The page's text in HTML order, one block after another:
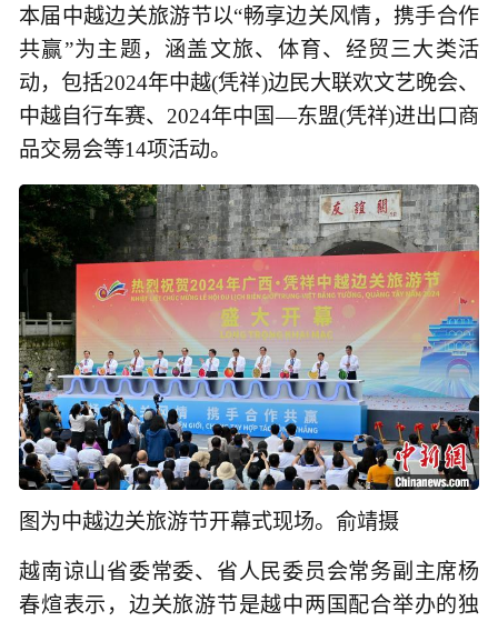
本届中越边关旅游节以“畅享边关风情，携手合作
共赢”为主题，涵盖文旅、体育、经贸三大类活
动，包括2024年中越(凭祥)边民大联欢文艺晚会、
中越自行车赛、2024年中国—东盟(凭祥)进出口商
品交易会等14项活动。
图为中越边关旅游节开幕式现场。俞靖摄
越南谅山省委常委、省人民委员会常务副主席杨
春煊表示，边关旅游节是越中两国配合举办的独